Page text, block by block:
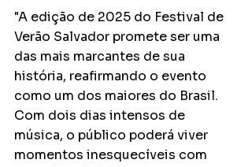
"A edição de 2025 do Festival de
Verão Salvador promete ser uma
das mais marcantes de sua
história, reafirmando o evento
como um dos maiores do Brasil.
Com dois dias intensos de
música, o público poderá viver
momentos inesquecíveis com